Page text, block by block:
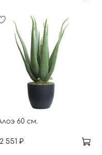
60 см.
551 ₽